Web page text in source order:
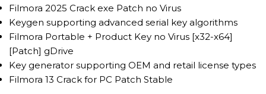
Filmora 2025 Crack exe Patch no Virus
Keygen supporting advanced serial key algorithms
Filmora Portable + Product Key no Virus [x32-x64]
[Patch] gDrive
Key generator supporting OEM and retail license types
Filmora 13 Crack for PC Patch Stable